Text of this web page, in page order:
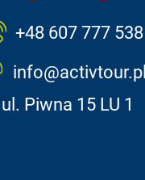
+48 607 777 538
info@activtour.pl
ul. Piwna 15 LU 1